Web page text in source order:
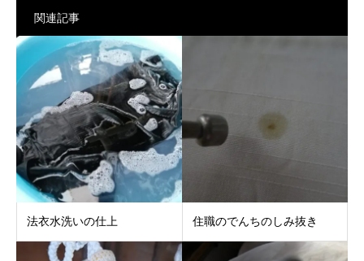
関連記事
法衣水洗いの仕上 住職のでんちのしみ抜き